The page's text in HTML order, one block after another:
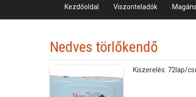
Kezdőoldal Viszonteladók
Nedves törlőkendő
Kiszerelés: 72lap/